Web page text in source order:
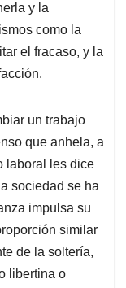
y la
como la
el fracaso, y la
un trabajo
que anhela, a
laboral les dice
sociedad se ha
impulsa su
similar
de la soltería,
libertina o